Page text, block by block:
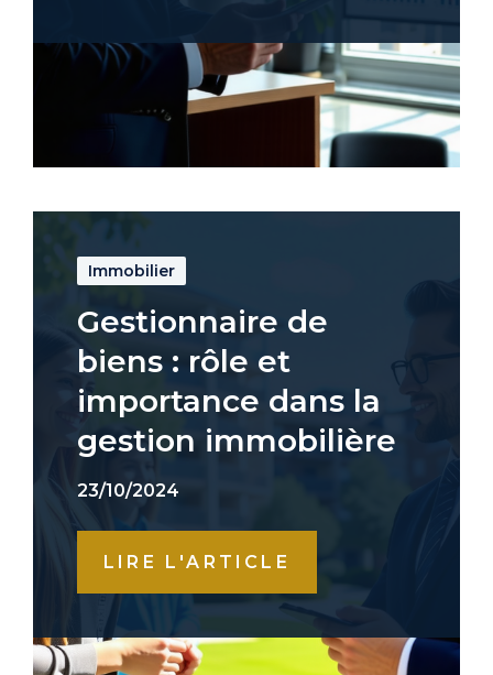
Immobilier
Gestionnaire de
biens : rôle et
importance dans la
gestion immobilière
23/10/2024
LIRE L'ARTICLE